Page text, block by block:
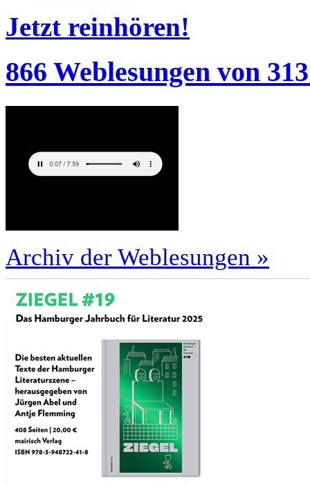
Jetzt reinhören!
866 Weblesungen von
Archiv der Weblesungen »